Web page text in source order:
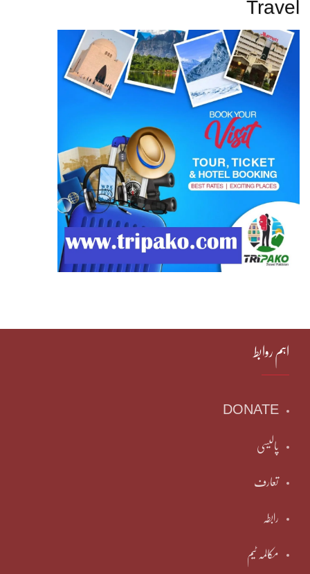
Travel
اہم روابط
DONATE
پالیسی
تعارف
رابطہ
مکالمہ ٹیم